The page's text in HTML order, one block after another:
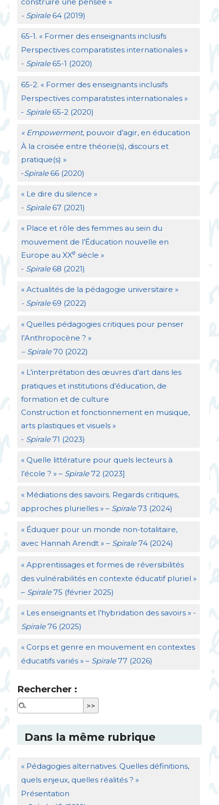
- Spirale64 (2019)
65-1. « Former des enseignants inclusifs
Perspectives comparatistes internationales »
- Spirale65-1 (2020)
65-2. « Former des enseignants inclusifs
Perspectives comparatistes internationales »
- Spirale65-2 (2020)
« Empowerment, pouvoir d’agir, en éducation
À la croisée entre théorie(s), discours et
pratique(s) »
-Spirale66 (2020)
« Le dire du silence »
- Spirale67 (2021)
« Place et rôle des femmes au sein du
mouvement de l’Éducation nouvelle en
Europe au XXe siècle »
- Spirale68 (2021)
« Actualités de la pédagogie universitaire »
- Spirale69 (2022)
« Quelles pédagogies critiques pour penser
l’Anthropocène ? »
– Spirale70 (2022)
« L’interprétation des œuvres d’art dans les
pratiques et institutions d’éducation, de
formation et de culture
Construction et fonctionnement en musique,
arts plastiques et visuels »
- Spirale71 (2023)
« Quelle littérature pour quels lecteurs à
l’école ? » – Spirale72 (2023]
« Médiations des savoirs. Regards critiques,
approches plurielles » – Spirale73 (2024)
« Éduquer pour un monde non-totalitaire,
avec Hannah Arendt » – Spirale74 (2024)
« Apprentissages et formes de réversibilités
des vulnérabilités en contexte éducatif pluriel »
– Spirale75 (février 2025)
« Les enseignants et l’hybridation des savoirs » -
Spirale76 (2025)
« Corps et genre en mouvement en contextes
éducatifs variés » – Spirale77 (2026)
Rechercher :
Dans la même rubrique
« Pédagogies alternatives. Quelles définitions,
quels enjeux, quelles réalités ? »
Présentation